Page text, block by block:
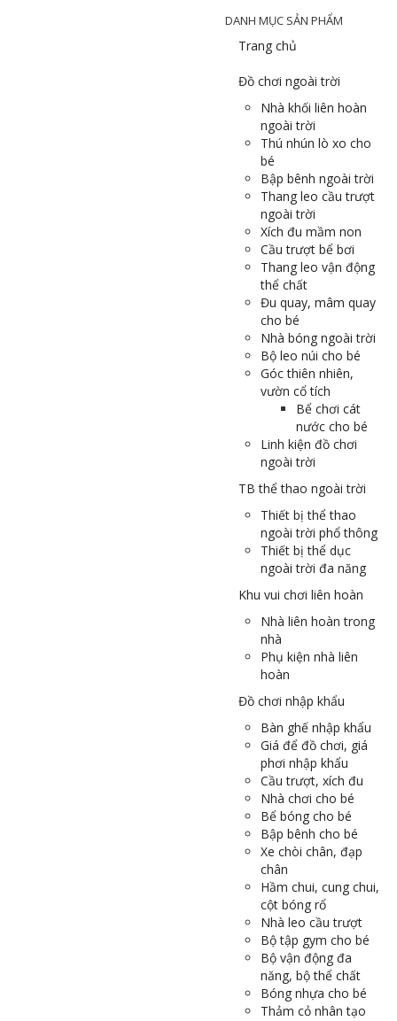
DANH MỤC SẢN PHẨM
Trang chủ
Đồ chơi ngoài trời
Nhà khối liên hoàn
ngoài trời
Thú nhún lò xo cho
bé
Bập bênh ngoài trời
Thang leo cầu trượt
ngoài trời
Xích đu mầm non
Cầu trượt bể bơi
Thang leo vận động
thể chất
Đu quay, mâm quay
cho bé
Nhà bóng ngoài trời
Bộ leo núi cho bé
Góc thiên nhiên,
vườn cổ tích
Bể chơi cát
nước cho bé
Linh kiện đồ chơi
ngoài trời
TB thể thao ngoài trời
Thiết bị thể thao
ngoài trời phổ thông
Thiết bị thể dục
ngoài trời đa năng
Khu vui chơi liên hoàn
Nhà liên hoàn trong
nhà
Phụ kiện nhà liên
hoàn
Đồ chơi nhập khẩu
Bàn ghế nhập khẩu
Giá để đồ chơi, giá
phơi nhập khẩu
Cầu trượt, xích đu
Nhà chơi cho bé
Bể bóng cho bé
Bập bênh cho bé
Xe chòi chân, đạp
chân
Hầm chui, cung chui,
cột bóng rổ
Nhà leo cầu trượt
Bộ tập gym cho bé
Bộ vận động đa
năng, bộ thể chất
Bóng nhựa cho bé
Thảm cỏ nhân tạo